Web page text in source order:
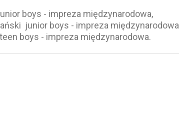
boys - impreza międzynarodowa,
junior boys - impreza międzynarodowa
boys - impreza międzynarodowa.